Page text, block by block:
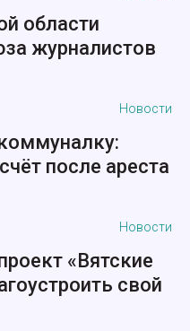
области
журналистов
Новости
после ареста
Новости
«Вятские
свой